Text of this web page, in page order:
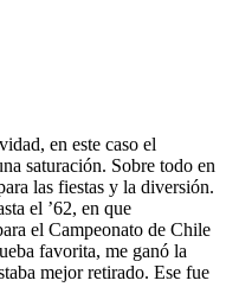
en este caso el
saturación. Sobre todo en
las fiestas y la diversión.
el ’62, en que
el Campeonato de Chile
favorita, me ganó la
mejor retirado. Ese fue